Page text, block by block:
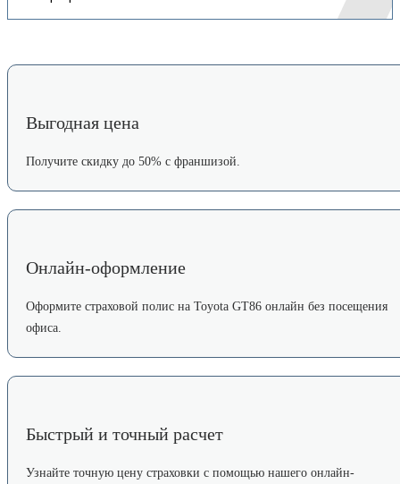
Выгодная цена
Получите скидку до 50% с франшизой.
Онлайн-оформление
Оформите страховой полис на Toyota GT86 онлайн без посещения
офиса.
Быстрый и точный расчет
Узнайте точную цену страховки с помощью нашего онлайн-